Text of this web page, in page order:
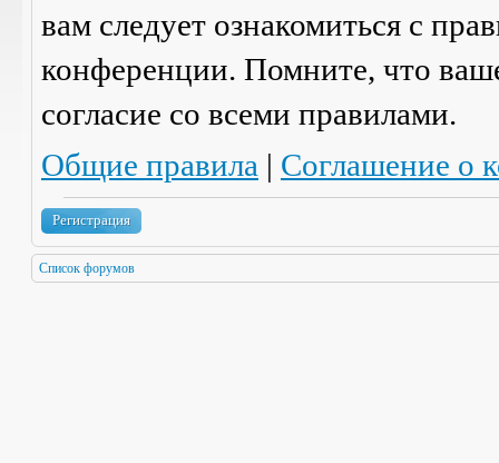
вам следует ознакомиться с
конференции. Помните, что
согласие со всеми правилами.
Общие правила | Соглашение о
Регистрация
Список форумов